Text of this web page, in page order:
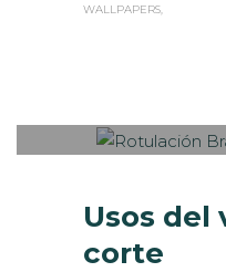
WALLPAPERS
Usos del
corte